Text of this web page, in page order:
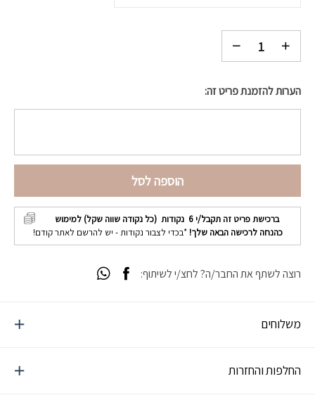
הערות להזמנת פריט זה:
הוספה לסל
ברכישת פריט זה תקבל/י6 נקודות (כל נקודה שווה שקל) למימוש
כהנחה לרכישה הבאה שלך! *בכדי לצבור נקודות - יש להרשם לאתר קודם!
משלוחים
החלפות והחזרות
רוצה לשתף את החבר/ה? לחצ/י לשיתוף: